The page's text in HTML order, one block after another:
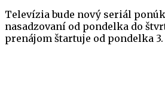
Televízia bude nový seriál
nasadzovaní od pondelka do
prenájom štartuje od pondelka 3.